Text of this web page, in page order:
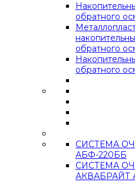
обратного
обратного
обратного
СИСТЕМА
АБФ-220ББ
СИСТЕМА
АКВАБРАЙТ